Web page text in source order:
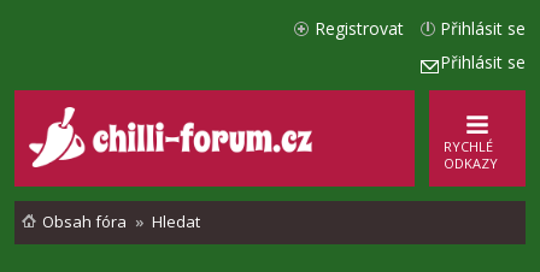
Přihlásit se
Přihlásit se
Registrovat
RYCHLÉ
ODKAZY
Obsah fóra Hledat